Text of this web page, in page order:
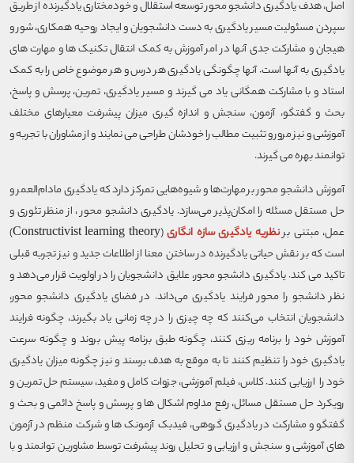
اصل، هدف یادگیری دانشجو محور توسعه استقلال و خودمختاری یادگیرنده از طریق
سپردن مسئولیت مسیر یادگیری به دست دانشجویان و ایجاد روحیه همکاری، شور و
هیجان و مشارکت جدی آنها در امر آموزش به کمک انتقال تکنیک ها و مهارت های
یادگیری به آنها است. آنهاچگونگی یادگیری هر درس و هر موضوع خاص را به کمک
استاد و با مشارکت همگانی یاد می گیرند و مسیر یادگیری، تمرین، پرسش و پاسخ،
بحث و گفتگو، آزمون، سنجش و اندازه گیری میزان پیشرفت معیارهای مختلف
آموزشی و نیز مرور و تثبیت مطالب را خودشان طراحی می نمایند و از مشاوران با تجربه و
توانمند بهره می گیرند.
آموزش دانشجو محور بر مهارت‌ها و شیوه‌هایی تمرکز دارد که یادگیری مادام‌العمر و
حل مستقل مسئله را امکان‌پذیر می‌سازد. یادگیری دانشجو محور ، از منظر تئوری و
عمل، مبتنی برنظریه یادگیری سازه انگاری
(Constructivist learning theory)
است که بر نقش حیاتی یادگیرنده در ساختن معنا از اطلاعات جدید و نیز تجربه قبلی
تاکید می کند. یادگیری دانشجو محور، علایق دانشجویان را در اولویت قرار می‌دهد و
نظر دانشجو را محور فرایند یادگیری می‌داند. در فضای یادگیری دانشجو محور،
دانشجویان انتخاب می‌کنند که چه چیزی را در چه زمانی یاد بگیرند، چگونه فرایند
آموزش خود را برنامه ریزی کنند، چگونه طبق برنامه پیش بروند و چگونه سرعت
یادگیری خود را تنظیم کنند تا به موقع به هدف برسند و نیز چگونه میزان یادگیری
خود را ارزیابی کنند. کلاس، فیلم آموزشی، جزوات کامل و مفید، سیستم حل تمرین و
رویکرد حل مستقل مسائل، رفع مداوم اشکال ها و پرسش و پاسخ دائمی و بحث و
گفتگو و مشارکت در یادگیری گروهی، فیدبک آزمونک ها و شرکت منظم در آزمون
های آموزشی و سنجش و ارزیابی و تحلیل روند پیشرفت توسط مشاورین توانمند و با